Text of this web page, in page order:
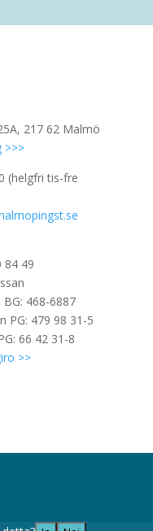
217 62 Malmö
>>>
(helgfri tis-fre
84 49
468-6887
PG: 479 98 31-5
66 42 31-8
>>